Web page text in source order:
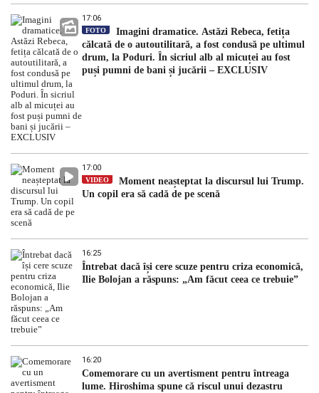
17:06
FOTO
Imagini dramatice. Astăzi Rebeca, fetița
călcată de o autoutilitară, a fost condusă pe ultimul
drum, la Poduri. În sicriul alb al micuței au fost
puși pumni de bani și jucării – EXCLUSIV
17:00
VIDEO
Moment neașteptat la discursul lui Trump.
Un copil era să cadă de pe scenă
16:25
Întrebat dacă își cere scuze pentru criza economică,
Ilie Bolojan a răspuns: „Am făcut ceea ce trebuie”
16:20
Comemorare cu un avertisment pentru întreaga
lume. Hiroshima spune că riscul unui dezastru